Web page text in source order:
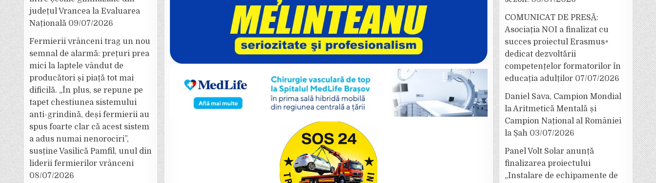
județul Vrancea la Evaluarea
Națională 09/07/2026
Fermierii vrânceni trag un nou
semnal de alarmă: prețuri prea
mici la laptele vândut de
producători și piață tot mai
dificilă. „În plus, se repune pe
tapet chestiunea sistemului
anti-grindină, deși fermierii au
spus foarte clar că acest sistem
a adus numai nenorociri”,
susține Vasilică Pamfil, unul din
liderii fermierilor vrânceni
08/07/2026
COMUNICAT DE PRESĂ:
Asociația NOI a finalizat cu
succes proiectul Erasmus+
dedicat dezvoltării
competențelor formatorilor în
educația adulților 07/07/2026
Daniel Sava, Campion Mondial
la Aritmetică Mentală și
Campion Național al României
la Șah 03/07/2026
Panel Volt Solar anunță
finalizarea proiectului
„Instalare de echipamente de